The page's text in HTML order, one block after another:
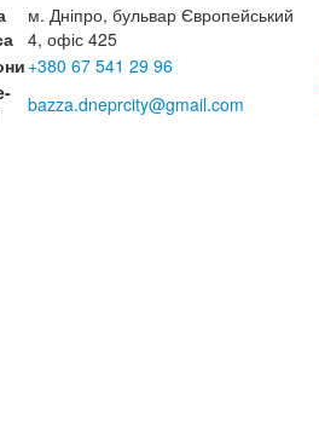
м. Дніпро, бульвар Європейський
4, офіс 425
+380 67 541 29 96
bazza.dneprcity@gmail.com